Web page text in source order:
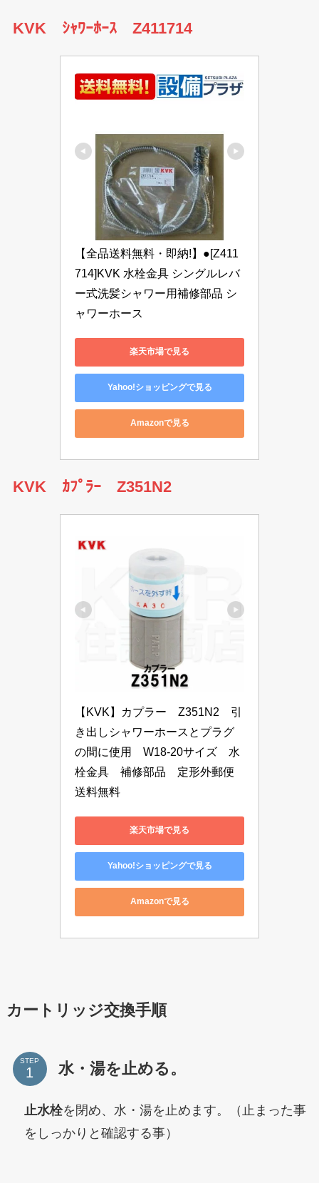
KVK ｼｬﾜｰﾎｰｽ Z411714
【全品送料無料・即納!】●[Z411
714]KVK 水栓金具 シングルレバ
ー式洗髪シャワー用補修部品 シ
ャワーホース
楽天市場で見る
Yahoo!ショッピングで見る
Amazonで見る
KVK ｶﾌﾟﾗｰ Z351N2
【KVK】カプラー　Z351N2　引
き出しシャワーホースとプラグ
の間に使用　W18-20サイズ　水
栓金具　補修部品　定形外郵便
送料無料
楽天市場で見る
Yahoo!ショッピングで見る
Amazonで見る
カートリッジ交換手順
STEP 水・湯を止める。
止水栓を閉め、水・湯を止めます。（止まった事
をしっかりと確認する事）